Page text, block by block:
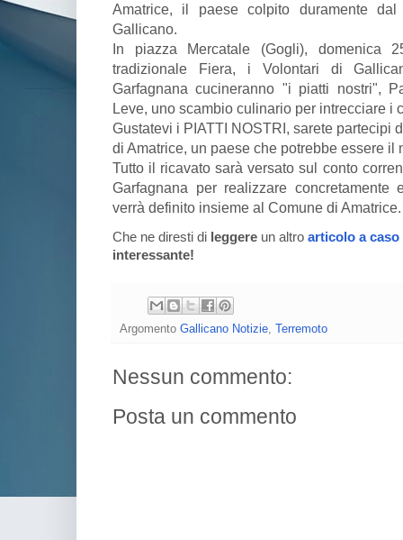
Amatrice, il paese colpito duramente
Gallicano.
In piazza Mercatale (Gogli), domenica
tradizionale Fiera, i Volontari di
Garfagnana cucineranno "i piatti nostri",
Leve, uno scambio culinario per intrecciare i
Gustatevi i PIATTI NOSTRI, sarete partecipi
di Amatrice, un paese che potrebbe essere il
Tutto il ricavato sarà versato sul conto
Garfagnana per realizzare concretamente
verrà definito insieme al Comune di Amatrice.
Che ne diresti di leggere un altro articolo a caso
interessante!
Argomento Gallicano Notizie Terremoto
Nessun commento:
Posta un commento